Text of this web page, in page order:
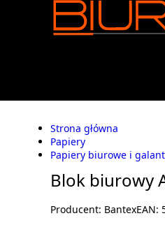
Strona główna
Papiery
Papiery biurowe i
Blok biurowy
Producent: BantexEAN: